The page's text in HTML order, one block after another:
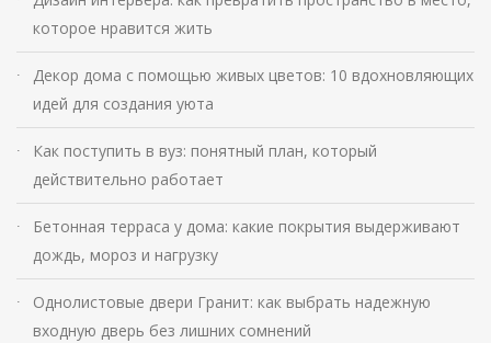
которое нравится жить
Декор дома с помощью живых цветов: 10 вдохновляющих
идей для создания уюта
Как поступить в вуз: понятный план, который
действительно работает
Бетонная терраса у дома: какие покрытия выдерживают
дождь, мороз и нагрузку
Однолистовые двери Гранит: как выбрать надежную
входную дверь без лишних сомнений